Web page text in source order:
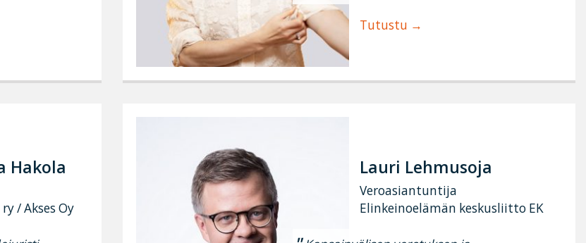
Tutustu
Hakola
/ Akses Oy
Lauri Lehmusoja
Veroasiantuntija
Elinkeinoelämän keskusliitto EK